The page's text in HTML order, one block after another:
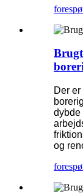
Der
dybde
og